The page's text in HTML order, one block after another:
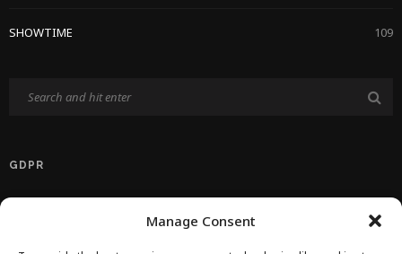
Manage Consent
SHOWTIME 109
GDPR